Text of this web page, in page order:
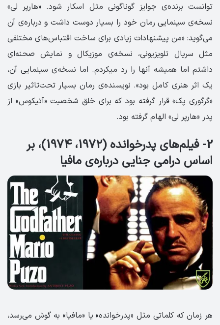
توانست برنده‌ی جوایز گوناگونی مثل اسکار شود. «هارپر لی»
نسخه‌ی سینمایی رمان خود را بسیار دوست داشت و درباره‌ی آن
می‌گوید: «من پیشنهادات زیادی برای ساخت اقتباس‌های مختلفی
مثل سریال تلویزیونی، نسخه‌ی موزیکال و نمایش صحنه‌ای
داشتم اما همیشه آنها را رد میکردم. اما نسخه‌ی سینمایی آن،
یک اثر هنری کامل بود». نویسنده‌ی رمان بسیار تحت‌تاثیر بازی
«گرگوری پک» قرار گرفته بود که برای خلق شخصبت «آتیکوس» از
پدر «هارپر لی» الهام گرفته بود.
2- فیلم‌های پدرخوانده (1972، 1974)، بر
اساس درامی جنایی درباره‌ی مافیا
هر زمان که کلماتی مثل «پدرخوانده» یا «مافیا» به گوش می‌رسد،